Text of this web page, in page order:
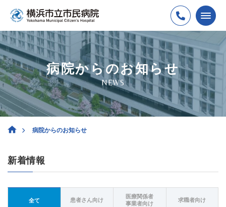
病院からのお知らせ
NEWS
病院からのお知らせ
新着情報
全て 患者さん向け
医療関係者
事業者向け
求職者向け